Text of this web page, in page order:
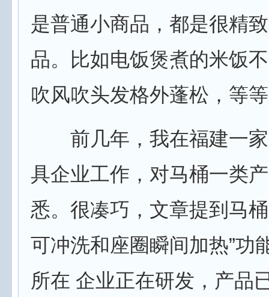
是普通小商品，都是很精
品。比如电饭煲煮的米饭
吹风吹头发格外蓬松，等
前几年，我在福建一家
具企业工作，对马桶一类
悉。很凑巧，文章提到马
可冲洗和座圈瞬间加热”功
所在 企业正在研发，产品